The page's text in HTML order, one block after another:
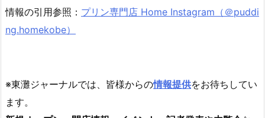
情報の引用参照： プリン専門店 Home Instagram（＠puddi
ng.homekobe）
※東灘ジャーナルでは、皆様からの情報提供をお待ちしてい
ます。